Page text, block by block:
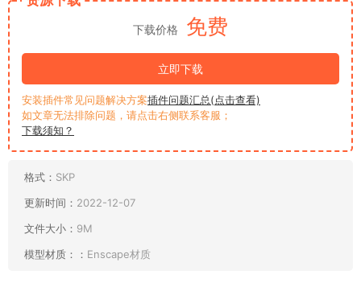
下载价格 免费
立即下载
安装插件常见问题解决方案插件问题汇总(点击查看)
如文章无法排除问题，请点击右侧联系客服；
下载须知？
格式： SKP
更新时间： 2022-12-07
文件大小： 9M
模型材质：： Enscape材质